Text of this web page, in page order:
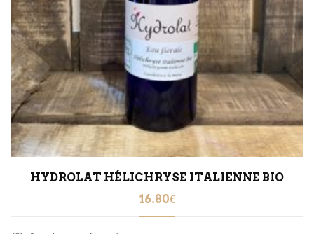
HYDROLAT HÉLICHRYSE ITALIENNE BIO
16.80€